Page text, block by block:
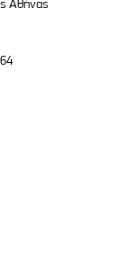
Αθήνας